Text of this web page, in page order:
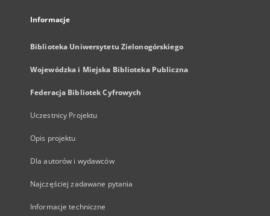
Informacje
Biblioteka Uniwersytetu Zielonogórskiego
Wojewódzka i Miejska Biblioteka Publiczna
Federacja Bibliotek Cyfrowych
Uczestnicy Projektu
Opis projektu
Dla autorów i wydawców
Najczęściej zadawane pytania
Informacje techniczne